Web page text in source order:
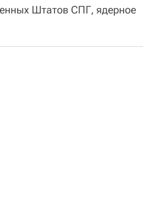
Штатов СПГ, ядерное